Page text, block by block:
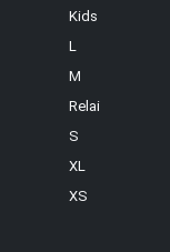
Kids
L
M
Relai
S
XL
XS